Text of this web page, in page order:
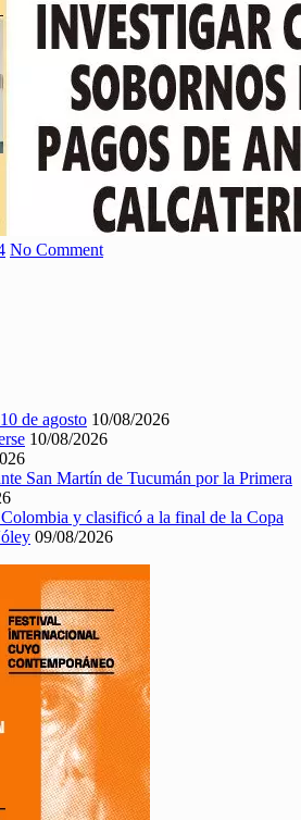
No Comment
de agosto 10/08/2026
10/08/2026
San Martín de Tucumán por la Primera
y clasificó a la final de la Copa
09/08/2026